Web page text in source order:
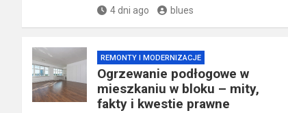
4 dni ago blues
REMONTY I MODERNIZACJE
Ogrzewanie podłogowe w
mieszkaniu w bloku – mity,
fakty i kwestie prawne